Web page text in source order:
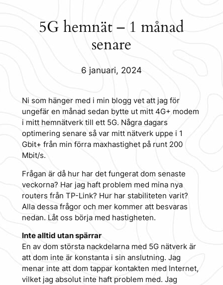
5G hemnät – 1 månad
senare
6 januari, 2024
Ni som hänger med i min blogg vet att jag för
ungefär en månad sedan bytte ut mitt 4G+ modem
i mitt hemnätverk till ett 5G. Några dagars
optimering senare så var mitt nätverk uppe i 1
Gbit+ från min förra maxhastighet på runt 200
Mbit/s.
Frågan är då hur har det fungerat dom senaste
veckorna? Har jag haft problem med mina nya
routers från TP-Link? Hur har stabiliteten varit?
Alla dessa frågor och mer kommer att besvaras
nedan. Låt oss börja med hastigheten.
Inte alltid utan spärrar
En av dom största nackdelarna med 5G nätverk är
att dom inte är konstanta i sin anslutning. Jag
menar inte att dom tappar kontakten med Internet,
vilket jag absolut inte haft problem med. Jag